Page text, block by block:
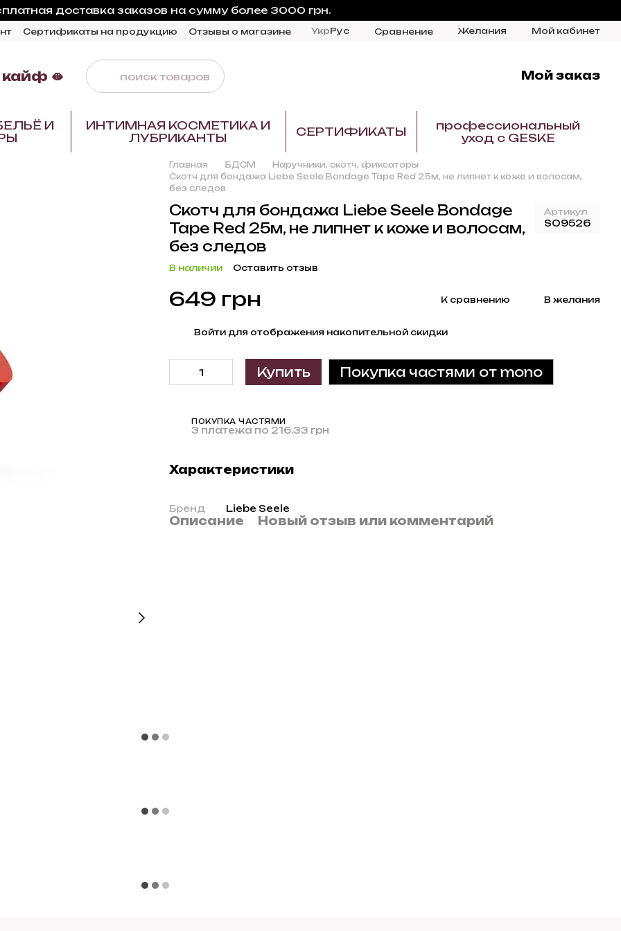
доставка заказов на сумму более 3000 грн.
Сертификаты на продукцию Отзывы о магазине УкрРус Сравнение Желания Мой кабинет
кайф 🫦 Мой заказ
И
ИНТИМНАЯ КОСМЕТИКА И
ЛУБРИКАНТЫ
СЕРТИФИКАТЫ
профессиональный
уход с GESKE
Главная БДСМ
Наручники, скотч, фиксаторы
Скотч для бондажа Liebe Seele Bondage Tape Red 25м, не липнет к коже и волосам,
без следов
Скотч для бондажа Liebe Seele Bondage
Tape Red 25м, не липнет к коже и волосам,
без следов
Артикул
SO9526
В наличии Оставить отзыв
649 грн К сравнению В желания
Войти для отображения накопительной скидки
Купить Покупка частями от mono
ПОКУПКА ЧАСТЯМИ
3 платежа по 216.33 грн
Характеристики
Бренд Liebe Seele
Описание Новый отзыв или комментарий